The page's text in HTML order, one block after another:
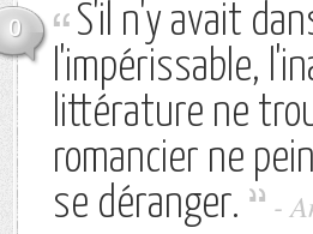
0
S'il n'y avait
l'impérissable,
littérature ne
romancier ne
se déranger.
-